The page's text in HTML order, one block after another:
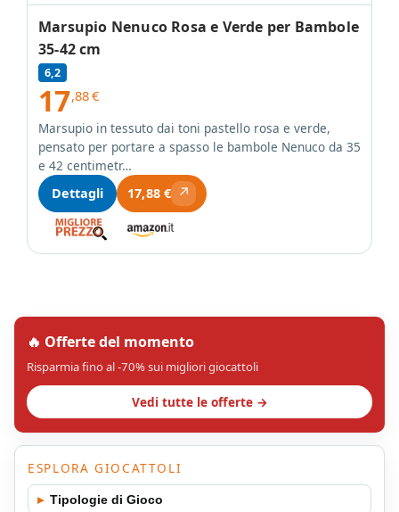
Marsupio Nenuco Rosa e Verde per Bambole
35-42 cm
6,2
17,88€
Marsupio in tessuto dai toni pastello rosa e verde,
pensato per portare a spasso le bambole Nenuco da 35
e 42 centimetr…
Dettagli
17,88 € ↗
🔥 Offerte del momento
Risparmia fino al -70% sui migliori giocattoli
Vedi tutte le offerte →
ESPLORA GIOCATTOLI
▸ Tipologie di Gioco